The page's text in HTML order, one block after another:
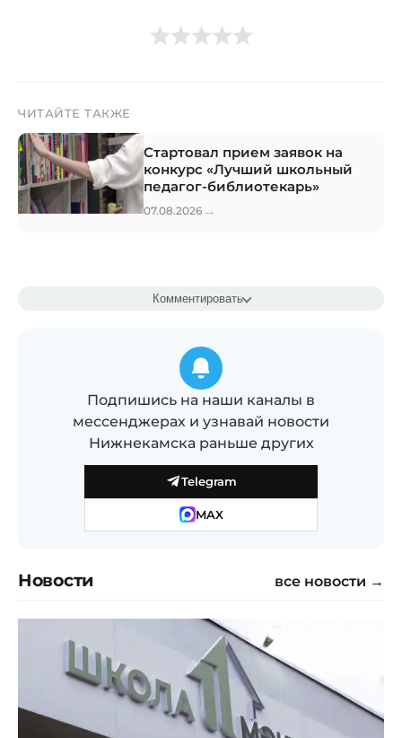
ЧИТАЙТЕ ТАКЖЕ
Стартовал прием заявок на
конкурс «Лучший школьный
педагог-библиотекарь»
07.08.2026 →
Комментировать
Подпишись на наши каналы в
мессенджерах и узнавай новости
Нижнекамска раньше других
Telegram
MAX
Новости все новости →